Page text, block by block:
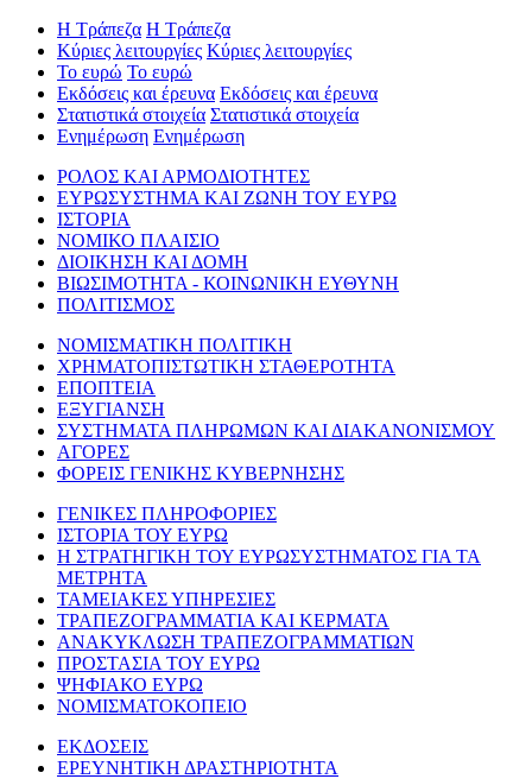
Η Τράπεζα Η Τράπεζα
Κύριες λειτουργίες Κύριες λειτουργίες
Το ευρώ Το ευρώ
Εκδόσεις και έρευνα Εκδόσεις και έρευνα
Στατιστικά στοιχεία Στατιστικά στοιχεία
Ενημέρωση Ενημέρωση
ΡΟΛΟΣ ΚΑΙ ΑΡΜΟΔΙΟΤΗΤΕΣ
ΕΥΡΩΣΥΣΤΗΜΑ ΚΑΙ ΖΩΝΗ ΤΟΥ ΕΥΡΩ
ΙΣΤΟΡΙΑ
ΝΟΜΙΚΟ ΠΛΑΙΣΙΟ
ΔΙΟΙΚΗΣΗ ΚΑΙ ΔΟΜΗ
ΒΙΩΣΙΜΟΤΗΤΑ - ΚΟΙΝΩΝΙΚΗ ΕΥΘΥΝΗ
ΠΟΛΙΤΙΣΜΟΣ
ΝΟΜΙΣΜΑΤΙΚΗ ΠΟΛΙΤΙΚΗ
ΧΡΗΜΑΤΟΠΙΣΤΩΤΙΚΗ ΣΤΑΘΕΡΟΤΗΤΑ
ΕΠΟΠΤΕΙΑ
ΕΞΥΓΙΑΝΣΗ
ΣΥΣΤΗΜΑΤΑ ΠΛΗΡΩΜΩΝ ΚΑΙ ΔΙΑΚΑΝΟΝΙΣΜΟΥ
ΑΓΟΡΕΣ
ΦΟΡΕΙΣ ΓΕΝΙΚΗΣ ΚΥΒΕΡΝΗΣΗΣ
ΓΕΝΙΚΕΣ ΠΛΗΡΟΦΟΡΙΕΣ
ΙΣΤΟΡΙΑ ΤΟΥ ΕΥΡΩ
Η ΣΤΡΑΤΗΓΙΚΗ ΤΟΥ ΕΥΡΩΣΥΣΤΗΜΑΤΟΣ ΓΙΑ ΤΑ
ΜΕΤΡΗΤΑ
ΤΑΜΕΙΑΚΕΣ ΥΠΗΡΕΣΙΕΣ
ΤΡΑΠΕΖΟΓΡΑΜΜΑΤΙΑ ΚΑΙ ΚΕΡΜΑΤΑ
ΑΝΑΚΥΚΛΩΣΗ ΤΡΑΠΕΖΟΓΡΑΜΜΑΤΙΩΝ
ΠΡΟΣΤΑΣΙΑ ΤΟΥ ΕΥΡΩ
ΨΗΦΙΑΚΟ ΕΥΡΩ
ΝΟΜΙΣΜΑΤΟΚΟΠΕΙΟ
ΕΚΔΟΣΕΙΣ
ΕΡΕΥΝΗΤΙΚΗ ΔΡΑΣΤΗΡΙΟΤΗΤΑ